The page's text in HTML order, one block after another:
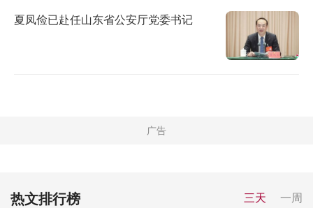
夏凤俭已赴任山东省公安厅党委书记
热文排行榜 三天 一周